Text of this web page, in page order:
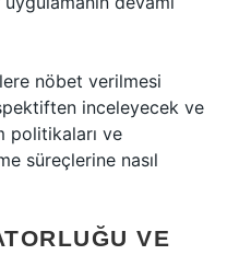
nöbet verilmesi
inceleyecek ve
politikaları ve
süreçlerine nasıl
VE